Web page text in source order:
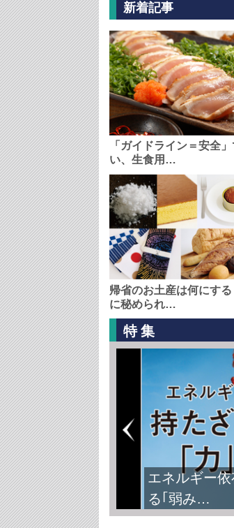
新着記事
「ガイドライン＝安全
い、生食用…
帰省のお土産は何にする
に秘められ…
特集
エネルギー
る｢弱み…